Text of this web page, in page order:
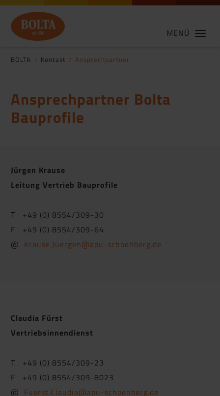
MENÜ
BOLTA Kontakt Ansprechpartner
Ansprechpartner Bolta
Bauprofile
Jürgen Krause
Leitung Vertrieb Bauprofile
T +49 (0) 8554/309-30
F +49 (0) 8554/309-64
@ Krause.Juergen@apu-schoenberg.de
Claudia Fürst
Vertriebsinnendienst
T +49 (0) 8554/309-23
F +49 (0) 8554/309-8023
@ Fuerst.Claudia@apu-schoenberg.de